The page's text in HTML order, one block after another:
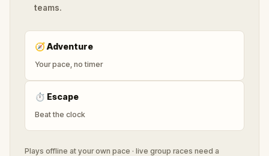
teams.
🧭Adventure
Your pace, no timer
⏱ Escape
Beat the clock
Plays offline at your own pace · live group races need a